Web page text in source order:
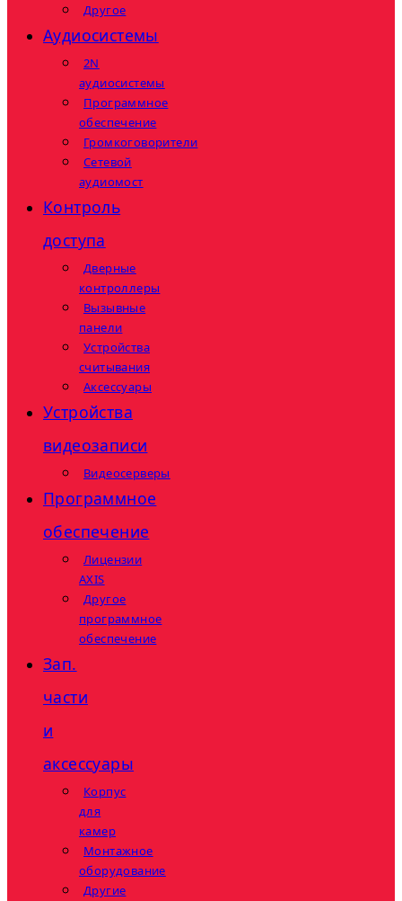
Другое
Аудиосистемы
2N
аудиосистемы
Программное
обеспечение
Громкоговорители
Сетевой
аудиомост
Контроль
доступа
Дверные
контроллеры
Вызывные
панели
Устройства
считывания
Аксессуары
Устройства
видеозаписи
Видеосерверы
Программное
обеспечение
Лицензии
AXIS
Другое
программное
обеспечение
Зап.
части
и
аксессуары
Корпус
для
камер
Монтажное
оборудование
Другие